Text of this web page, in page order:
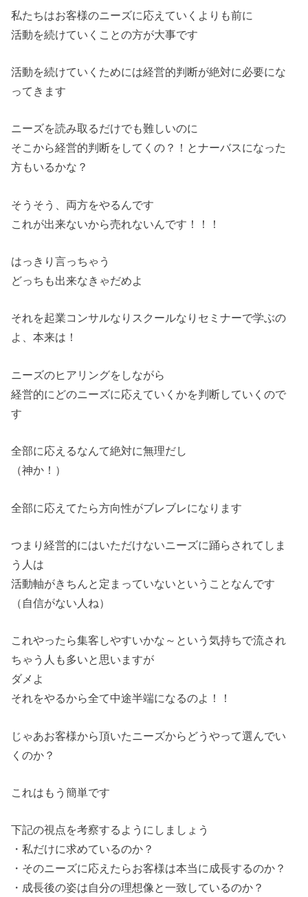
私たちはお客様のニーズに応えていくよりも前に
活動を続けていくことの方が大事です
活動を続けていくためには経営的判断が絶対に必要にな
ってきます
ニーズを読み取るだけでも難しいのに
そこから経営的判断をしてくの？！とナーバスになった
方もいるかな？
そうそう、両方をやるんです
これが出来ないから売れないんです！！！
はっきり言っちゃう
どっちも出来なきゃだめよ
それを起業コンサルなりスクールなりセミナーで学ぶの
よ、本来は！
ニーズのヒアリングをしながら
経営的にどのニーズに応えていくかを判断していくので
す
全部に応えるなんて絶対に無理だし
（神か！）
全部に応えてたら方向性がブレブレになります
つまり経営的にはいただけないニーズに踊らされてしま
う人は
活動軸がきちんと定まっていないということなんです
（自信がない人ね）
これやったら集客しやすいかな～という気持ちで流され
ちゃう人も多いと思いますが
ダメよ
それをやるから全て中途半端になるのよ！！
じゃあお客様から頂いたニーズからどうやって選んでい
くのか？
これはもう簡単です
下記の視点を考察するようにしましょう
・私だけに求めているのか？
・そのニーズに応えたらお客様は本当に成長するのか？
・成長後の姿は自分の理想像と一致しているのか？